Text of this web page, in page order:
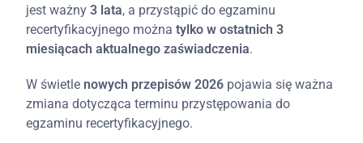
jest ważny3 lata, a przystąpić do egzaminu
recertyfikacyjnego możnatylko w ostatnich 3
miesiącach aktualnego zaświadczenia.
W świetle nowych przepisów 2026 pojawia się ważna
zmiana dotycząca terminu przystępowania do
egzaminu recertyfikacyjnego.